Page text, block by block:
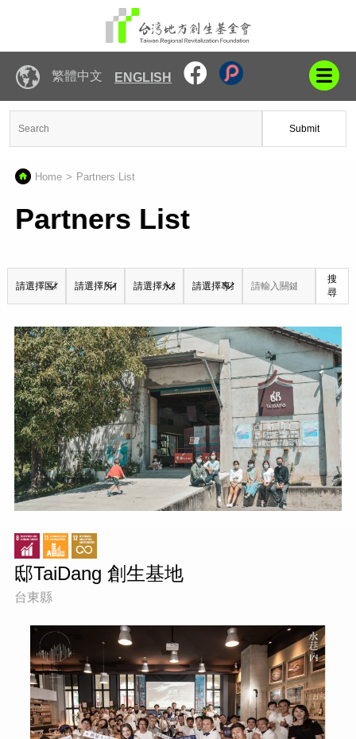
繁體中文 ENGLISH
Submit
Home Partners List
Partners List
搜
尋
邸TaiDang 創生基地
台東縣